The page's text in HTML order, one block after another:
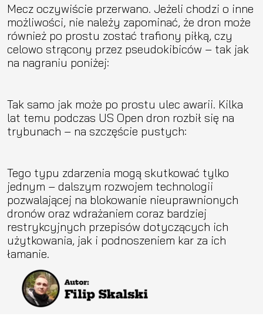
Mecz oczywiście przerwano. Jeżeli chodzi o inne
możliwości, nie należy zapominać, że dron może
również po prostu zostać trafiony piłką, czy
celowo strącony przez pseudokibiców – tak jak
na nagraniu poniżej:
Tak samo jak może po prostu ulec awarii. Kilka
lat temu podczas US Open dron rozbił się na
trybunach – na szczęście pustych:
Tego typu zdarzenia mogą skutkować tylko
jednym – dalszym rozwojem technologii
pozwalającej na blokowanie nieuprawnionych
dronów oraz wdrażaniem coraz bardziej
restrykcyjnych przepisów dotyczących ich
użytkowania, jak i podnoszeniem kar za ich
łamanie.